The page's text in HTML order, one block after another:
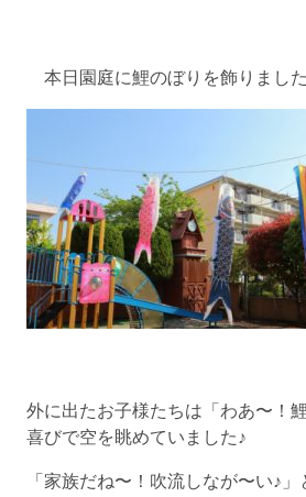
本日園庭に鯉のぼりを飾りました
外に出たお子様たちは「わあ〜！
喜びで空を眺めていました♪
「家族だね〜！吹流しなが〜い♪